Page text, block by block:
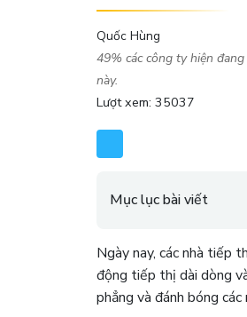
Quốc Hùng
49% các công ty hiện
này.
Lượt xem: 35037
Mục lục bài viết
Ngày nay, các nhà tiếp
động tiếp thị dài dòng
phẳng và đánh bóng